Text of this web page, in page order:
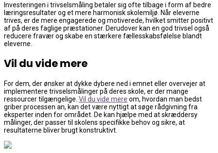
Investeringen i trivselsmåling betaler sig ofte tilbage i form af bedre
læringsresultater og et mere harmonisk skolemiljø. Når eleverne
trives, er de mere engagerede og motiverede, hvilket smitter positivt
af på deres faglige præstationer. Derudover kan en god trivsel også
reducere fravær og skabe en stærkere fællesskabsfølelse blandt
eleverne.
Vil du vide mere
For dem, der ønsker at dykke dybere ned i emnet eller overvejer at
implementere trivselsmålinger på deres skole, er der mange
ressourcer tilgængelige. Vil du vide mere om, hvordan man bedst
griber processen an, kan det være nyttigt at søge rådgivning fra
eksperter inden for området. De kan hjælpe med at skræddersy
målinger, der passer til skolens specifikke behov og sikre, at
resultaterne bliver brugt konstruktivt.